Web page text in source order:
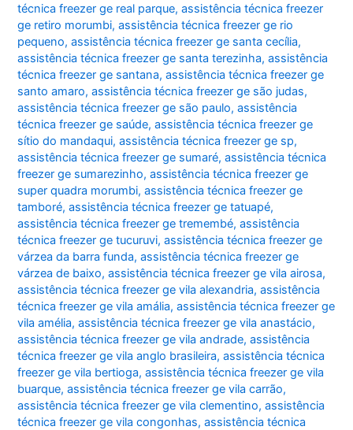
técnica freezer ge real parque,assistência técnica freezer
ge retiro morumbi,assistência técnica freezer ge rio
pequeno,assistência técnica freezer ge santa cecília,
assistência técnica freezer ge santa terezinha,assistência
técnica freezer ge santana,assistência técnica freezer ge
santo amaro,assistência técnica freezer ge são judas,
assistência técnica freezer ge são paulo,assistência
técnica freezer ge saúde,assistência técnica freezer ge
sítio do mandaqui,assistência técnica freezer ge sp,
assistência técnica freezer ge sumaré,assistência técnica
freezer ge sumarezinho,assistência técnica freezer ge
super quadra morumbi,assistência técnica freezer ge
tamboré,assistência técnica freezer ge tatuapé,
assistência técnica freezer ge tremembé,assistência
técnica freezer ge tucuruvi,assistência técnica freezer ge
várzea da barra funda,assistência técnica freezer ge
várzea de baixo,assistência técnica freezer ge vila airosa,
assistência técnica freezer ge vila alexandria,assistência
técnica freezer ge vila amália,assistência técnica freezer ge
vila amélia,assistência técnica freezer ge vila anastácio,
assistência técnica freezer ge vila andrade,assistência
técnica freezer ge vila anglo brasileira,assistência técnica
freezer ge vila bertioga,assistência técnica freezer ge vila
buarque,assistência técnica freezer ge vila carrão,
assistência técnica freezer ge vila clementino,assistência
técnica freezer ge vila congonhas,assistência técnica